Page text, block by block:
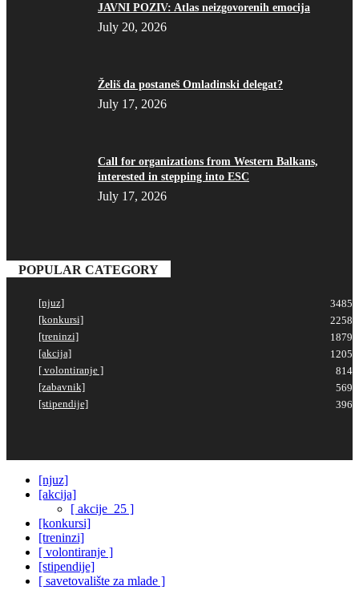
JAVNI POZIV: Atlas neizgovorenih emocija
July 20, 2026
Želiš da postaneš Omladinski delegat?
July 17, 2026
Call for organizations from Western Balkans,
interested in stepping into ESC
July 17, 2026
POPULAR CATEGORY
[njuz]
3485
[konkursi]
2258
[treninzi]
1879
[akcija]
1205
[ volontiranje ]
814
[zabavnik]
569
[stipendije]
396
[njuz]
[akcija]
[ akcije_25 ]
[konkursi]
[treninzi]
[ volontiranje ]
[stipendije]
[ savetovalište za mlade ]